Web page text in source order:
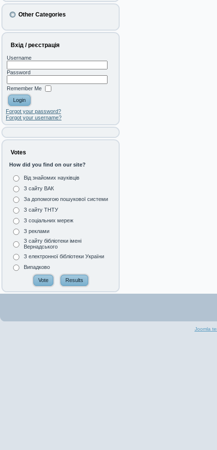
Other Categories
Вхід / реєстрація
Username
Password
Remember Me
Forgot your password?
Forgot your username?
Votes
How did you find on our site?
Від знайомих науківців
З сайту ВАК
За допомогою пошукової системи
З сайту ТНТУ
З соціальних мереж
З реклами
З сайту бібліотеки імені
Вернадського
З електронної бібліотеки України
Випадково
Joomla